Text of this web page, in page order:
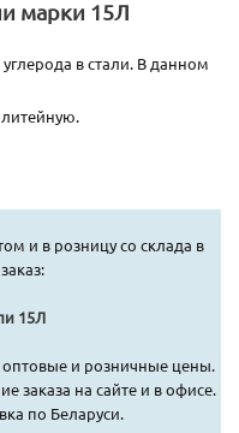
марки 15Л
в стали. В данном
и в розницу со склада в
15Л
и розничные цены.
заказа на сайте и в офисе.
по Беларуси.